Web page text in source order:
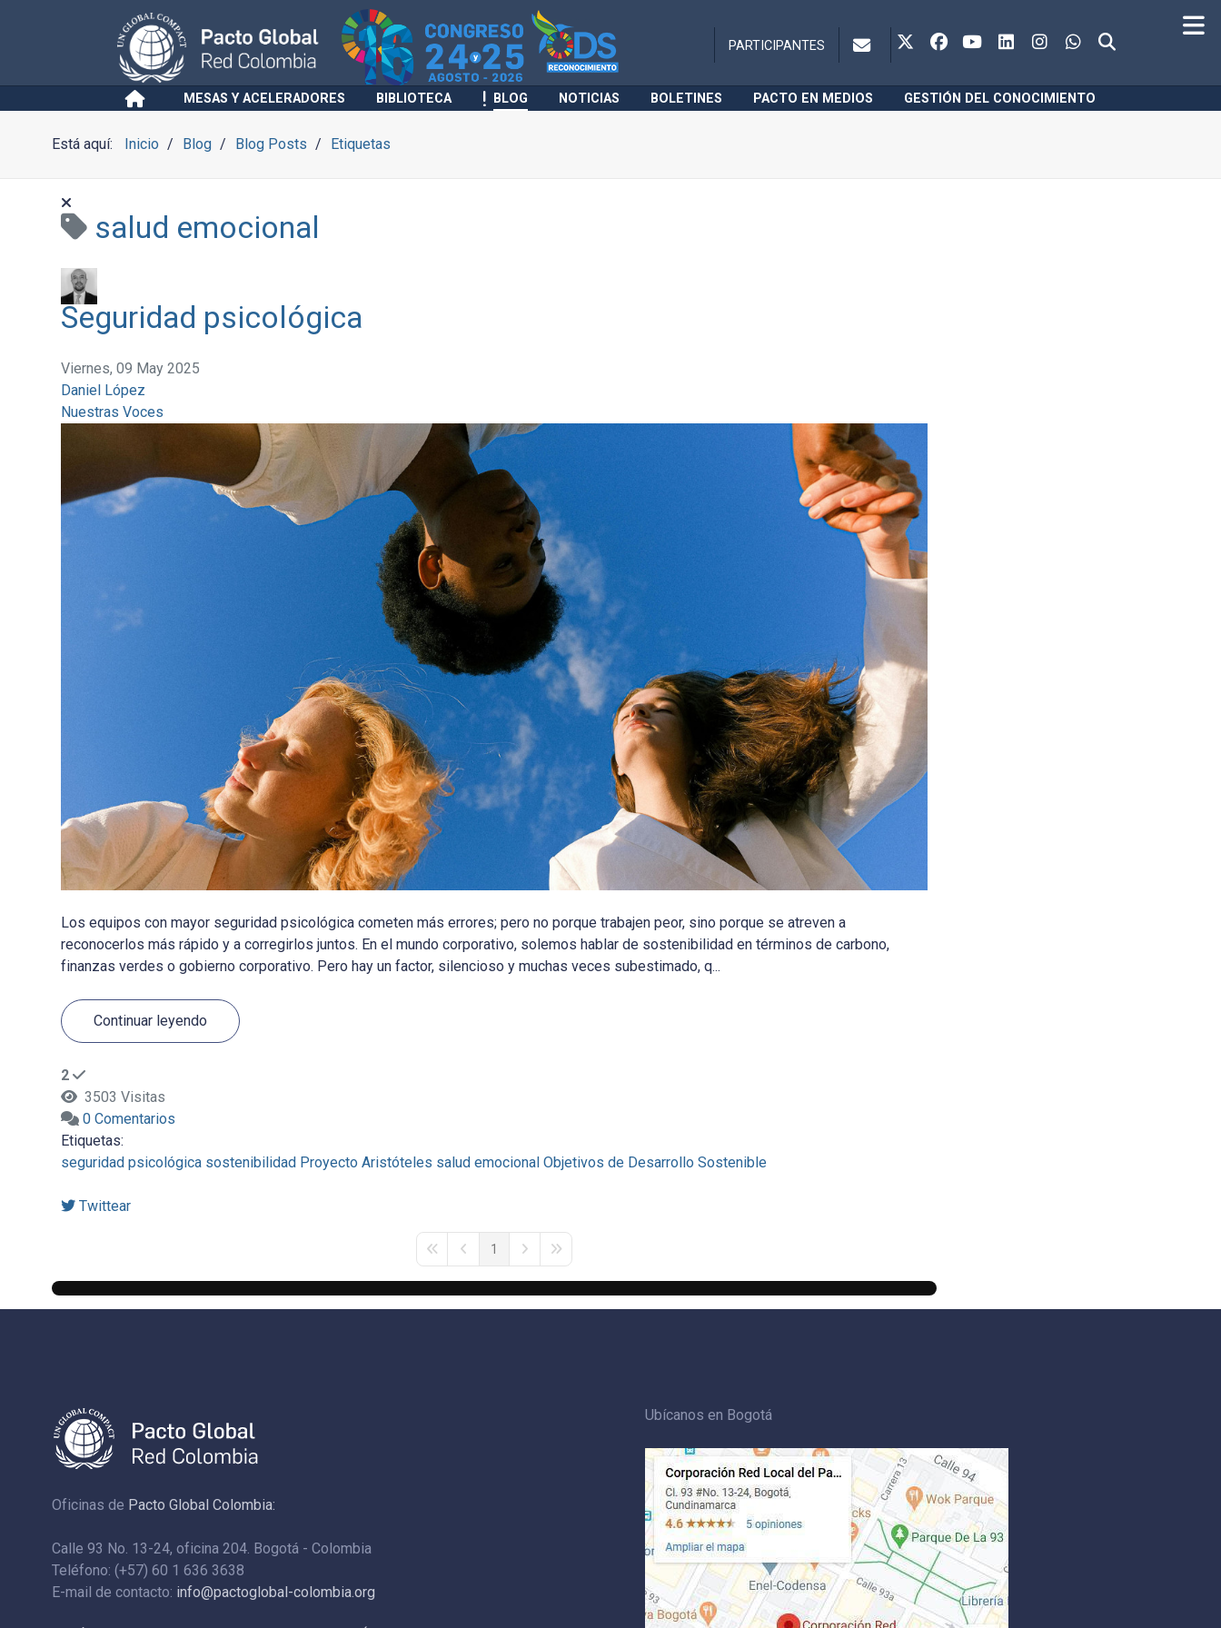
PARTICIPANTES
MESAS Y ACELERADORES BIBLIOTECA BLOG NOTICIAS BOLETINES PACTO EN MEDIOS GESTIÓN DEL CONOCIMIENTO
Está aquí: Inicio Blog Blog Posts Etiquetas
salud emocional
Seguridad psicológica
Viernes, 09 May 2025
Daniel López
Nuestras Voces
Los equipos con mayor seguridad psicológica cometen más errores; pero no porque trabajen peor, sino porque se atreven a
reconocerlos más rápido y a corregirlos juntos. En el mundo corporativo, solemos hablar de sostenibilidad en términos de carbono,
finanzas verdes o gobierno corporativo. Pero hay un factor, silencioso y muchas veces subestimado, q...
Continuar leyendo
2
3503 Visitas
0 Comentarios
Etiquetas:
seguridad psicológica sostenibilidad Proyecto Aristóteles salud emocional Objetivos de Desarrollo Sostenible
Twittear
First PagePrevious Page
1
Next PageLast Page
Oficinas de Pacto Global Colombia:
Calle 93 No. 13-24, oficina 204. Bogotá - Colombia
Teléfono: (+57) 60 1 636 3638
E-mail de contacto: info@pactoglobal-colombia.org
Ubícanos en Bogotá